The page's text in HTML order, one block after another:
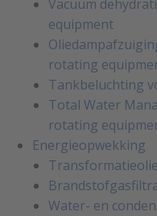
Vacuüm
equipment
rotating
Tankbeluchting
Total Water
rotating
Energieopwekking
Water- en